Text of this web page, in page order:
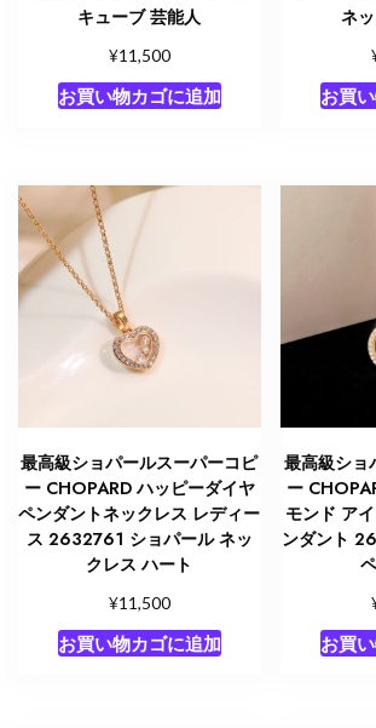
キューブ 芸能人
¥11,500
お買い物カゴに追加
ネ
お買
最高級ショパールスーパーコピ
ー CHOPARD ハッピーダイヤ
ペンダントネックレス レディー
ス 2632761 ショパール ネッ
クレス ハート
¥11,500
お買い物カゴに追加
最高級ショ
ー
モンド ア
ンダント
お買